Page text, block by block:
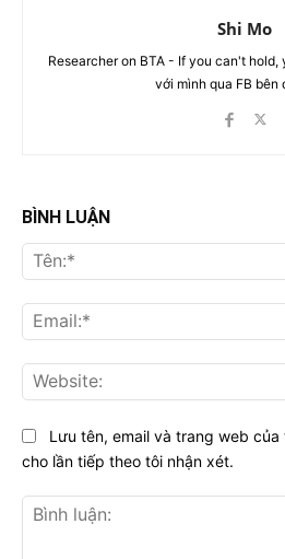
Shi Mo
Researcher on BTA - If you can't
với mình qua FB bên
BÌNH LUẬN
Lưu tên, email và trang web
cho lần tiếp theo tôi nhận xét.